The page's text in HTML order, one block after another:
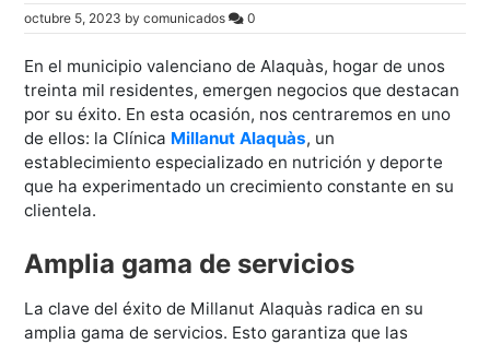
octubre 5, 2023 bycomunicados 0
En el municipio valenciano de Alaquàs, hogar de unos
treinta mil residentes, emergen negocios que destacan
por su éxito. En esta ocasión, nos centraremos en uno
de ellos: la Clínica Millanut Alaquàs, un
establecimiento especializado en nutrición y deporte
que ha experimentado un crecimiento constante en su
clientela.
Amplia gama de servicios
La clave del éxito de Millanut Alaquàs radica en su
amplia gama de servicios. Esto garantiza que las